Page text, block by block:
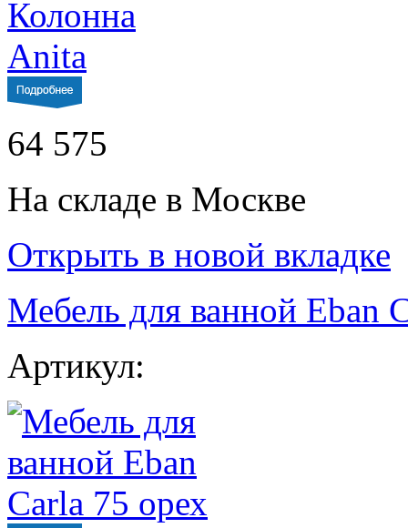
64 575
На складе в Москве
Открыть в новой вкладке
Мебель для ванной Eban
Артикул: